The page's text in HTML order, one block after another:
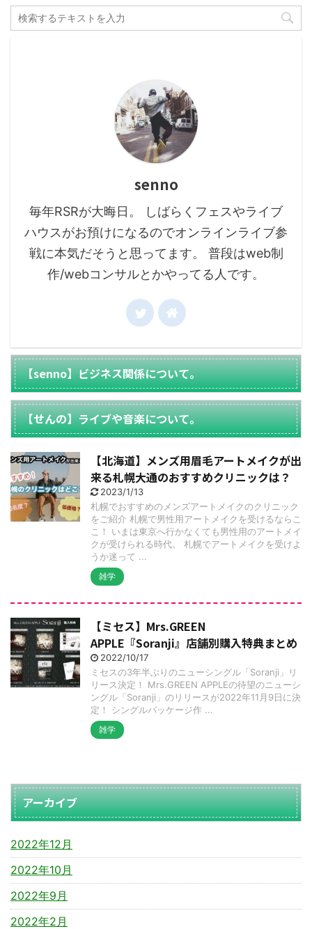
senno
毎年RSRが大晦日。 しばらくフェスやライブ
ハウスがお預けになるのでオンラインライブ参
戦に本気だそうと思ってます。 普段はweb制
作/webコンサルとかやってる人です。
【senno】ビジネス関係について。
【せんの】ライブや音楽について。
【北海道】メンズ用眉毛アートメイクが出
来る札幌大通のおすすめクリニックは？
2023/1/13
札幌でおすすめのメンズアートメイクのクリニック
をご紹介 札幌で男性用アートメイクを受けるならこ
こ！ いまは東京へ行かなくても男性用のアートメイ
クが受けられる時代。 札幌でアートメイクを受けよ
うか迷って ...
雑学
【ミセス】Mrs.GREEN
APPLE『Soranji』店舗別購入特典まとめ
2022/10/17
ミセスの3年半ぶりのニューシングル「Soranji」リ
リース決定！ Mrs.GREEN APPLEの待望のニューシ
ングル「Soranji」のリリースが2022年11月9日に決
定！ シングルパッケージ作 ...
雑学
アーカイブ
2022年12月
2022年10月
2022年9月
2022年2月